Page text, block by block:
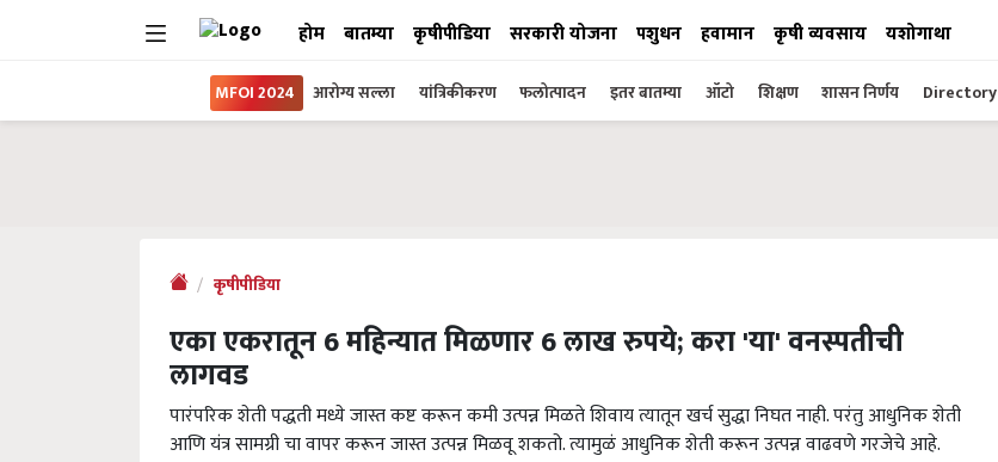
होम बातम्या कृषीपीडिया सरकारी योजना पशुधन हवामान कृषी व्यवसाय यशोगाथा
MFOI 2024 आरोग्य सल्ला यांत्रिकीकरण फलोत्पादन इतर बातम्या ऑटो शिक्षण शासन निर्णय Directory
कृषीपीडिया
एका एकरातून 6 महिन्यात मिळणार 6 लाख रुपये; करा 'या' वनस्पतीची
लागवड
पारंपरिक शेती पद्धती मध्ये जास्त कष्ट करून कमी उत्पन्न मिळते शिवाय त्यातून खर्च सुद्धा निघत नाही. परंतु आधुनिक शेती
आणि यंत्र सामग्री चा वापर करून जास्त उत्पन्न मिळवू शकतो. त्यामुळं आधुनिक शेती करून उत्पन्न वाढवणे गरजेचे आहे.